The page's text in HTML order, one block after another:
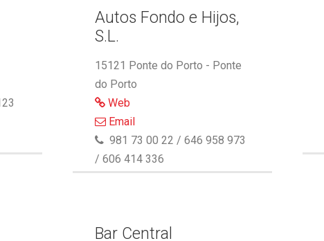
Autos Fondo e Hijos,
S.L.
15121 Ponte do Porto - Ponte
do Porto
Web
Email
981 73 00 22 / 646 958 973
/ 606 414 336
Bar Central